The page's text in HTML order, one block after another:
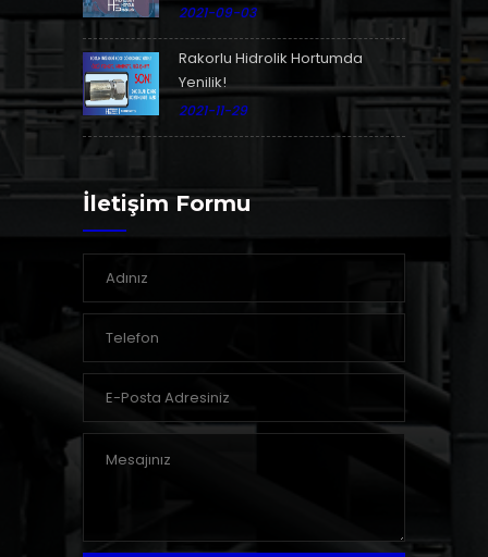
2021-09-03
Rakorlu Hidrolik Hortumda
Yenilik!
2021-11-29
İletişim Formu